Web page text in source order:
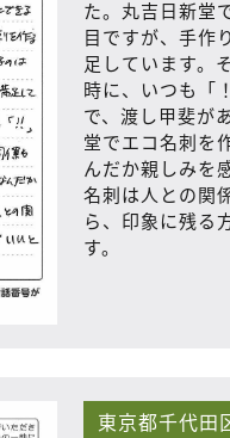
た。丸吉日新堂
目ですが、手作
足しています。
時に、いつも「
で、渡し甲斐が
堂でエコ名刺を
んだか親しみを
名刺は人との関
ら、印象に残る
す。
東京都千代